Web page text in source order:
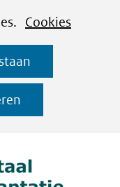
Cookies